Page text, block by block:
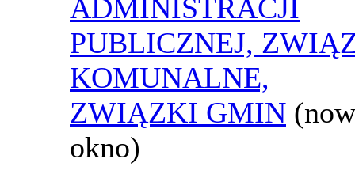
ADMINISTRACJI
PUBLICZNEJ,
KOMUNALNE,
ZWIĄZKI GMIN
okno)